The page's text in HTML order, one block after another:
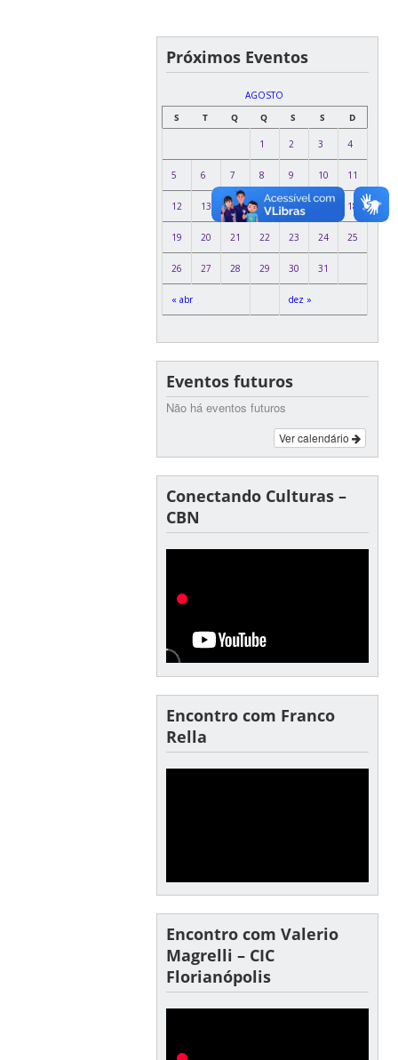
Próximos Eventos
AGOSTO
S
T Q Q S S D
« abr dez »
1 2 3 4
5 6 7 8 9 10 11
12 13 14 15 16 17 18
19 20 21 22 23 24 25
26 27 28 29 30 31
Eventos futuros
Não há eventos futuros
Ver calendário
Conectando Culturas –
CBN
Encontro com Franco
Rella
Encontro com Valerio
Magrelli – CIC
Florianópolis